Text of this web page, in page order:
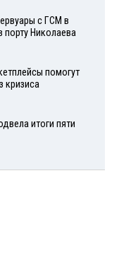
с ГСМ в
порту Николаева
помогут
кризиса
итоги пяти